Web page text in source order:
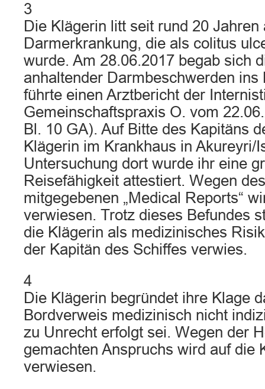
3
Die Klägerin litt seit rund 20 Jahren
Darmerkrankung, die als colitus
wurde. Am 28.06.2017 begab sich
anhaltender Darmbeschwerden ins
führte einen Arztbericht der
Gemeinschaftspraxis O. vom
Bl. 10 GA). Auf Bitte des Kapitäns
Klägerin im Krankhaus in Akureyri/
Untersuchung dort wurde ihr eine
Reisefähigkeit attestiert. Wegen
mitgegebenen „Medical Reports“
verwiesen. Trotz dieses Befundes
die Klägerin als medizinisches
der Kapitän des Schiffes verwies.
4
Die Klägerin begründet ihre Klage
Bordverweis medizinisch nicht
zu Unrecht erfolgt sei. Wegen der
gemachten Anspruchs wird auf die
verwiesen.